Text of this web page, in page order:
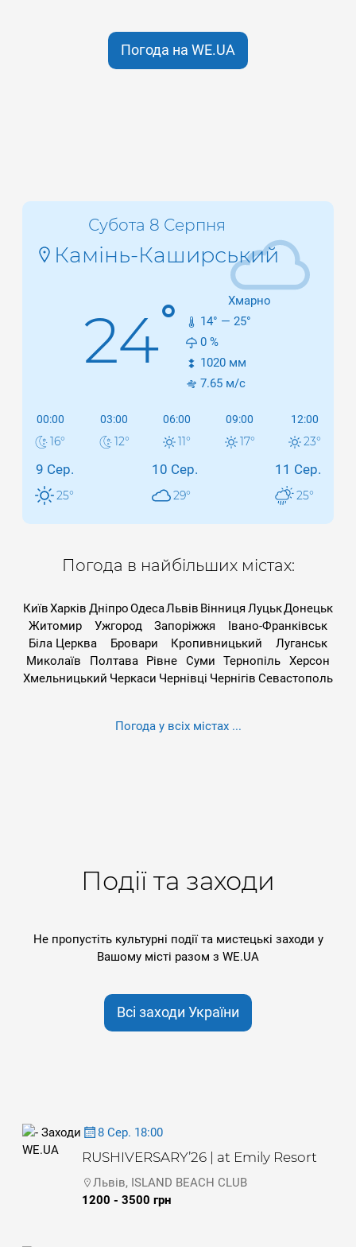
Погода на WE.UA
Субота 8 Серпня
Камінь-Каширський
24°
Хмарно
14° — 25°
0 %
1020 мм
7.65 м/с
00:00
16°
03:00
12°
06:00
11°
09:00
17°
12:00
23°
9 Сер.
25°
10 Сер.
29°
11 Сер.
25°
Погода в найбільших містах:
КиївХарків ДніпроОдесаЛьвів Вінниця ЛуцькДонецьк
Житомир
Ужгород Запоріжжя
Івано-Франківськ
Біла Церква
Бровари Кропивницький
Луганськ
Миколаїв
Полтава Рівне Суми Тернопіль
Херсон
Хмельницький Черкаси Чернівці Чернігів Севастополь
Погода у всіх містах ...
Події та заходи
Не пропустіть культурні події та мистецькі заходи у
Вашому місті разом з WE.UA
Всі заходи України
8 Сер. 18:00
RUSHIVERSARY’26 | at Emily Resort
Львів, ISLAND BEACH CLUB
1200 - 3500 грн